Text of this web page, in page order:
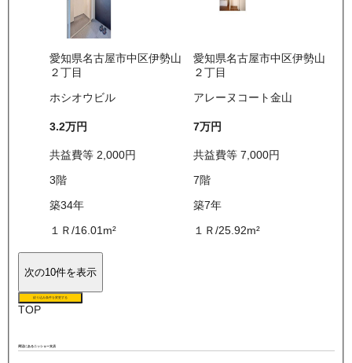
愛知県名古屋市中区伊勢山
２丁目
ホシオウビル
3.2万円
共益費等 2,000円
3階
築34年
１Ｒ/16.01m²
愛知県名古屋市中区伊勢山
２丁目
アレーヌコート金山
7万円
共益費等7,000円
7階
築7年
１Ｒ/25.92m²
次の10件を表示
絞り込み条件を変更する
TOP
周辺にあるニッショー支店